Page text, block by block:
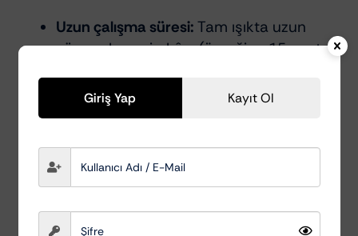
Uzun çalışma süresi: Tam ışıkta uzun
süre çalışma imkânı (örneğin ~15 saat
Ergonomik ve esnek kullanım: Başlık
mıknatıs, askı kancası, kemer klipsi
bulunur. Böylece elleriniz serbest
çalışabilir.
Su ve toz korumalı:
IP65 koruma sınıfı ile
Giriş Yap Kayıt Ol